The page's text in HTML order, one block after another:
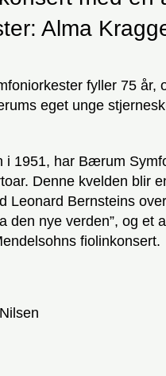
Alma
fyller 75 år,
eget unge
i 1951, har Bærum
Denne kvelden blir
Leonard Bernsteins
den nye verden”, og et
fiolinkonsert.